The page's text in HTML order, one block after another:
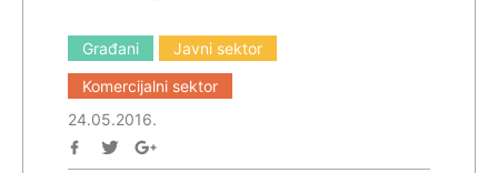
Građani
Javni sektor
Komercijalni sektor
24.05.2016.